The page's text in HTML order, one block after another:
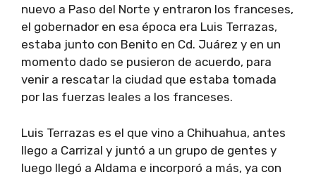
nuevo a Paso del Norte y entraron los franceses,
el gobernador en esa época era Luis Terrazas,
estaba junto con Benito en Cd. Juárez y en un
momento dado se pusieron de acuerdo, para
venir a rescatar la ciudad que estaba tomada
por las fuerzas leales a los franceses.
Luis Terrazas es el que vino a Chihuahua, antes
llego a Carrizal y juntó a un grupo de gentes y
luego llegó a Aldama e incorporó a más, ya con